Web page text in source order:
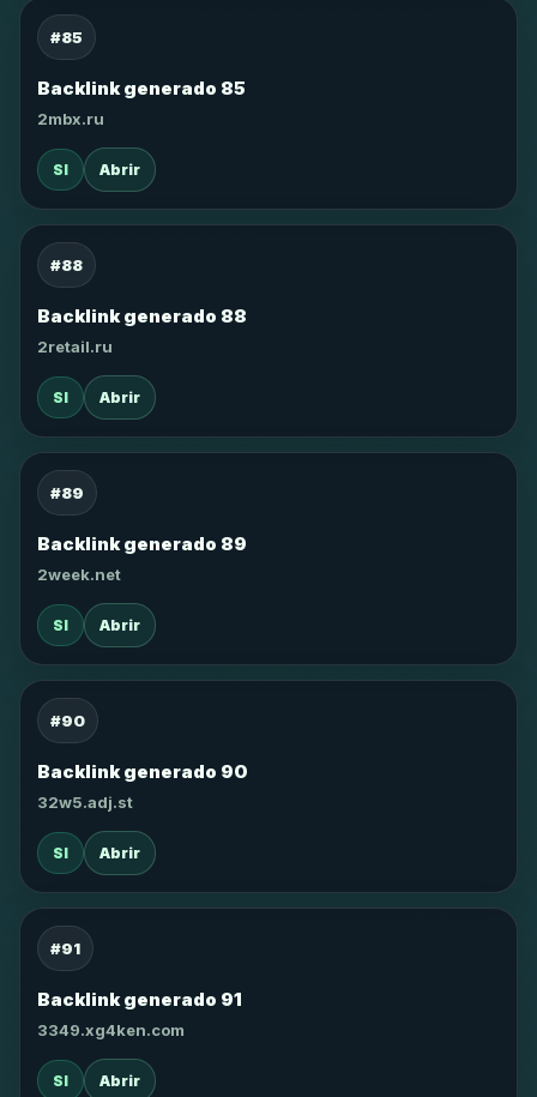
#85
Backlink generado 85
2mbx.ru
SI Abrir
#88
Backlink generado 88
2retail.ru
SI Abrir
#89
Backlink generado 89
2week.net
SI Abrir
#90
Backlink generado 90
32w5.adj.st
SI Abrir
#91
Backlink generado 91
3349.xg4ken.com
SI Abrir